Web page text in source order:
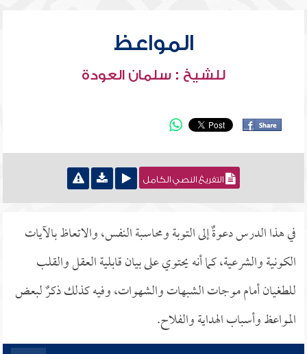
المواعظ
للشيخ : سلمان العودة
التفريغ النصي الكامل
في هذا الدرس دعوةٌ إلى التوبة ومحاسبة النفس، والاتعاظ بالآيات
الكونية والشرعية، كما أنه يحتوي على بيان قابلية العقل والقلب
للطغيان أمام موجات الشبهات والشهوات، وفيه كذلك ذكرٌ لبعض
المواعظ وأسباب الهداية والفلاح.